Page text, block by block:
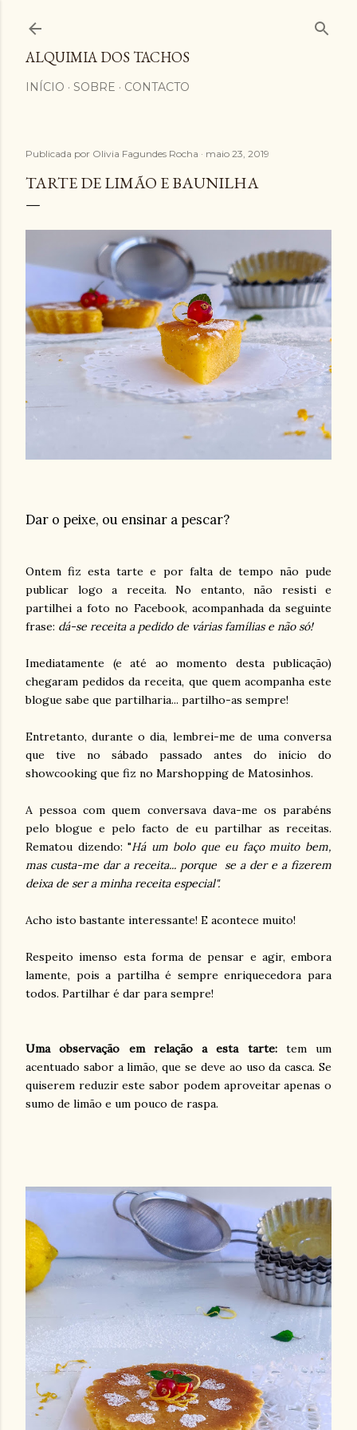
ALQUIMIA DOS TACHOS
INÍCIO SOBRE CONTACTO
Publicada por Olivia Fagundes Rocha maio 23, 2019
TARTE DE LIMÃO E BAUNILHA
Dar o peixe, ou ensinar a pescar?
Ontem fiz esta tarte e por falta de tempo não pude
publicar logo a receita. No entanto, não resisti e
partilhei a foto no Facebook, acompanhada da seguinte
frase: dá-se receita a pedido de várias famílias e não só!
Imediatamente (e até ao momento desta publicação)
chegaram pedidos da receita, que quem acompanha este
blogue sabe que partilharia... partilho-as sempre!
Entretanto, durante o dia, lembrei-me de uma conversa
que tive no sábado passado antes do início do
showcooking que fiz no Marshopping de Matosinhos.
A pessoa com quem conversava dava-me os parabéns
pelo blogue e pelo facto de eu partilhar as receitas.
Rematou dizendo: "Há um bolo que eu faço muito bem,
mas custa-me dar a receita... porque se a der e a fizerem
deixa de ser a minha receita especial".
Acho isto bastante interessante! E acontece muito!
Respeito imenso esta forma de pensar e agir, embora
lamente, pois a partilha é sempre enriquecedora para
todos. Partilhar é dar para sempre!
Uma observação em relação a esta tarte:tem um
acentuado sabor a limão, que se deve ao uso da casca. Se
quiserem reduzir este sabor podem aproveitar apenas o
sumo de limão e um pouco de raspa.